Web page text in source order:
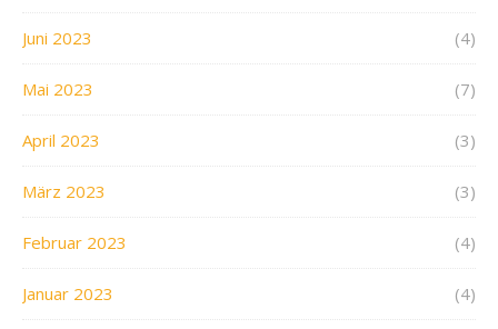
Juni 2023 (4)
Mai 2023 (7)
April 2023 (3)
März 2023 (3)
Februar 2023 (4)
Januar 2023 (4)